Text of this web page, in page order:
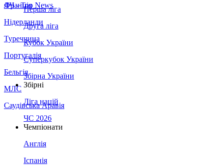
Франція
Нідерланди
Туреччина
Португалія
Бельгія
МЛС
Саудівська Аравія
ЛЧ - Top News
Перша ліга
Друга ліга
Кубок України
Суперкубок України
Збірна України
Збірні
Ліга націй
ЧС 2026
Чемпіонати
Англія
Іспанія